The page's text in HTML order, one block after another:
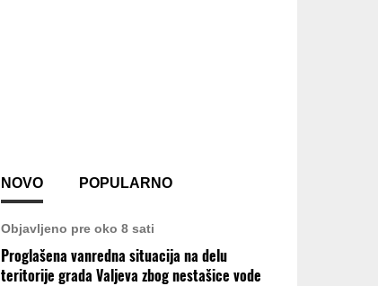
NOVO POPULARNO
Objavljeno pre oko 8 sati
Proglašena vanredna situacija na delu
teritorije grada Valjeva zbog nestašice vode